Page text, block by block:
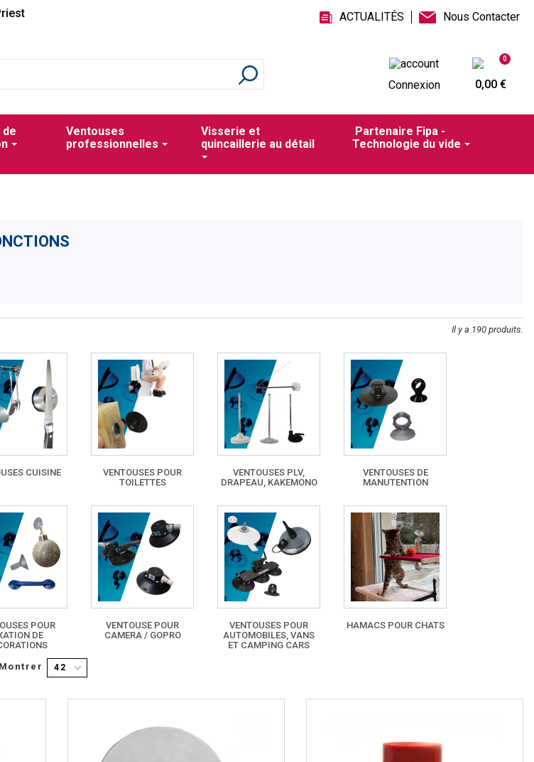
ACTUALITÉS Nous Contacter
Connexion
0
0,00 €
Ventouses
professionnelles
Visserie et
quincaillerie au détail
Partenaire Fipa -
Technologie du vide
Il y a 190 produits.
CUISINE
VENTOUSES POUR
TOILETTES
VENTOUSES PLV,
DRAPEAU, KAKEMONO
VENTOUSES DE
MANUTENTION
POUR
DE
VENTOUSE POUR
CAMERA / GOPRO
VENTOUSES POUR
AUTOMOBILES, VANS
ET CAMPING CARS
HAMACS POUR CHATS
Montrer 42